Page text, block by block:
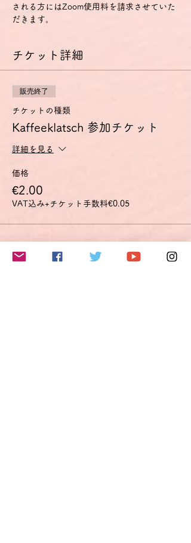
される方にはZoom使用料を請求させていた
だきます。
チケット詳細
販売終了
チケットの種類
Kaffeeklatsch 参加チケット
詳細を見る
価格
€2.00
VAT込み+チケット手数料€0.05
このイベントをシェア